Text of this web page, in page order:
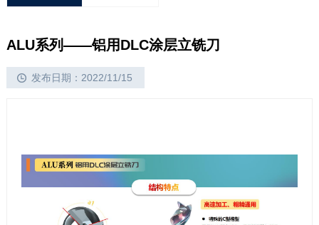
ALU系列——铝用DLC涂层立铣刀
发布日期：2022/11/15